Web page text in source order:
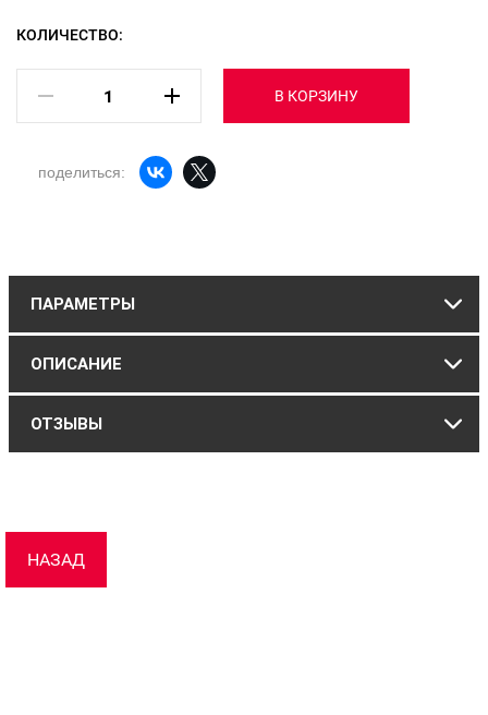
КОЛИЧЕСТВО:
В КОРЗИНУ
поделиться:
ПАРАМЕТРЫ
ОПИСАНИЕ
ОТЗЫВЫ
НАЗАД